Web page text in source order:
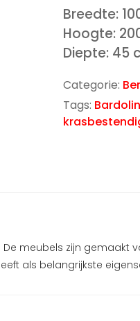
Breedte:
Hoogte:
Diepte: 45
Categorie:
Tags:
meubels zijn gemaakt
als belangrijkste